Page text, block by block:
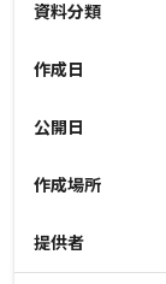
資料分類
作成日
公開日
作成場所
提供者